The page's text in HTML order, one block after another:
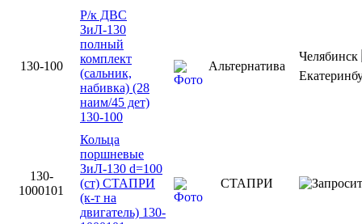
130-100
Р/к ДВС
ЗиЛ-130
полный
комплект
(сальник,
набивка) (28
наим/45 дет)
130-100
Альтернатива
Челябинск
130-
1000101
Кольца
поршневые
ЗиЛ-130 d=100
(ст) СТАПРИ
(к-т на
двигатель) 130-
СТАПРИ